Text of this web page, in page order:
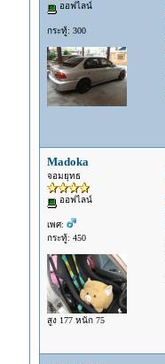
ออฟไลน์
กระทู้: 300
Madoka
จอมยุทธ
ออฟไลน์
เพศ:
กระทู้: 450
สูง 177 หนัก 75